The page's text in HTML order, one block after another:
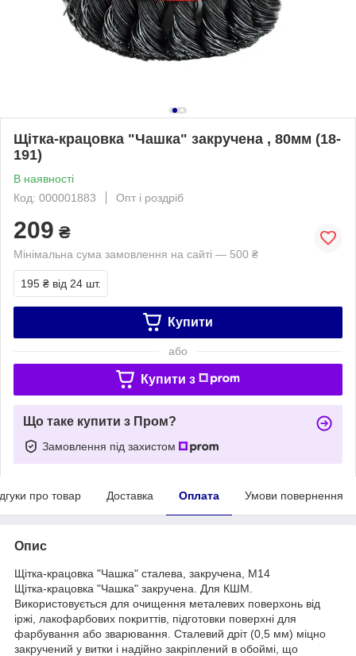
Щітка-крацовка "Чашка" закручена , 80мм (18-
191)
В наявності
Код: 000001883
Опт і роздріб
209 ₴
Мінімальна сума замовлення на сайті — 500 ₴
195 ₴ від 24 шт.
Купити
або
Купити з
Що таке купити з Пром?
Замовлення під захистом
про товар Доставка Оплата Умови повернення
Опис
Щітка-крацовка "Чашка" сталева, закручена, М14
Щітка-крацовка "Чашка" закручена. Для КШМ.
Використовується для очищення металевих поверхонь від
іржі, лакофарбових покриттів, підготовки поверхні для
фарбування або зварювання. Сталевий дріт (0,5 мм) міцно
закручений у витки і надійно закріплений в обоймі, що